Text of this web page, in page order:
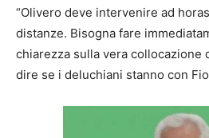
“Olivero deve intervenire ad
distanze. Bisogna fare
chiarezza sulla vera collocazione
dire se i deluchiani stanno con